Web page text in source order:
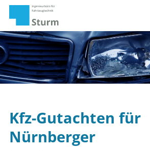
Kfz-Gutachten für
Nürnberger